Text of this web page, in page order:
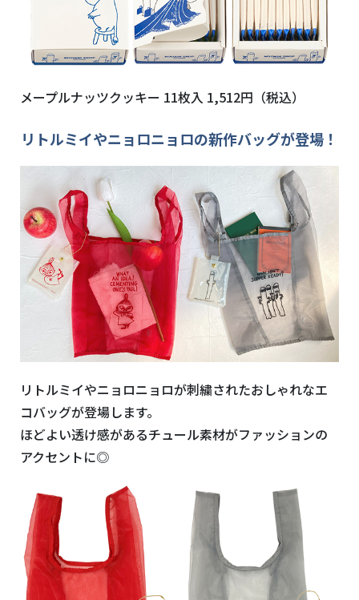
メープルナッツクッキー 11枚入 1,512円（税込）
リトルミイやニョロニョロの新作バッグが登場！
リトルミイやニョロニョロが刺繍されたおしゃれなエ
コバッグが登場します。
ほどよい透け感があるチュール素材がファッションの
アクセントに◎